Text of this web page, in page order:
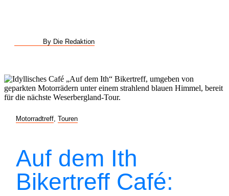
By Die Redaktion
Motorradtreff Touren
Auf dem Ith
Bikertreff Café: